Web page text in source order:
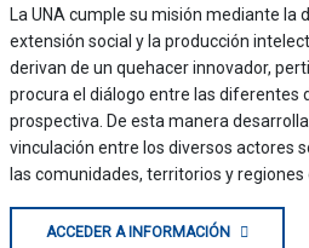
La UNA cumple su misión mediante la
extensión social y la producción
derivan de un quehacer innovador,
procura el diálogo entre las diferentes
prospectiva. De esta manera
vinculación entre los diversos actores
las comunidades, territorios y regiones
ACCEDER A INFORMACIÓN